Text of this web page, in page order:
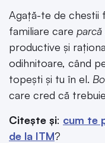
Agață-te de chestii
familiare care parcă
productive și
odihnitoare, când
topești și tu în el.
care cred că
Citește și: cum te
de la ITM?